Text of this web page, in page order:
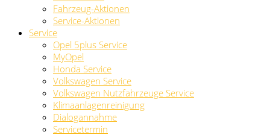
Fahrzeug-Aktionen
Service-Aktionen
Service
Opel 5plus Service
MyOpel
Honda Service
Volkswagen Service
Volkswagen Nutzfahrzeuge Service
Klimaanlagenreinigung
Dialogannahme
Servicetermin